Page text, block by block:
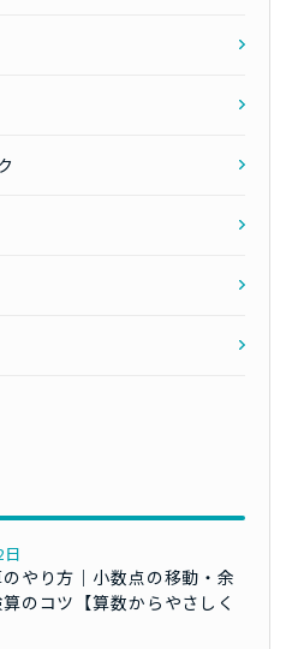
やり方｜小数点の移動・余
のコツ【算数からやさしく